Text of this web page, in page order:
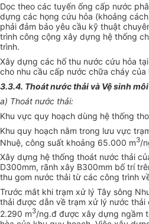
Dọc theo các tuyến ống cấp nước
dựng các họng cứu hỏa (khoảng
phải đảm bảo yêu cầu kỹ thuật
trình công cộng xây dựng hệ thống
trình.
Xây dựng các hố thu nước cứu hỏa
cho nhu cầu cấp nước chữa cháy của
3.3.4. Thoát nước thải và Vệ sinh
a) Thoát nước thải:
Khu vực quy hoạch dùng hệ thống
Khu quy hoạch nằm trong lưu vực
Nhuệ, công suất khoảng 65.000 m3/
Xây dựng hệ thống thoát nước thải
D300mm, rãnh xây B300mm bố trí
thu gom nước thải từ các công trình
Trước mắt khi trạm xử lý Tây sông
thải được dẫn về trạm xử lý nước thải
2.290 m3/ng.đ được xây dựng ngầm